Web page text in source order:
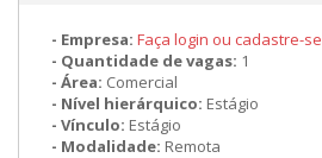
Empresa: Faça login ou cadastre-se
Quantidade de vagas: 1
Área: Comercial
Nível hierárquico: Estágio
Vínculo: Estágio
Modalidade: Remota